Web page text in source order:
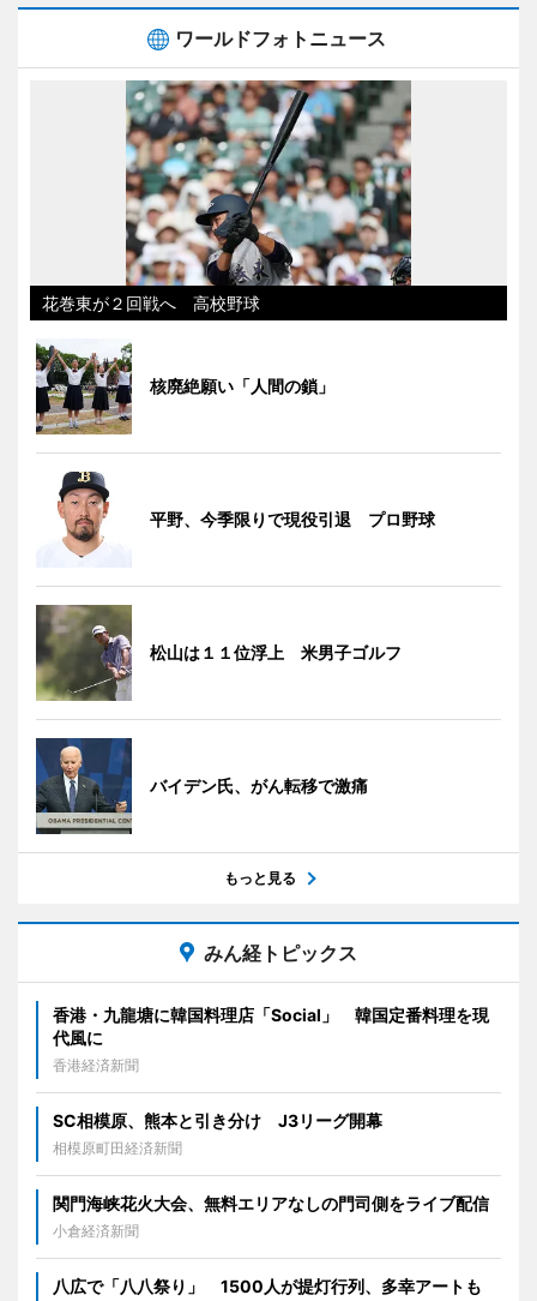
ワールドフォトニュース
花巻東が２回戦へ 高校野球
核廃絶願い「人間の鎖」
平野、今季限りで現役引退 プロ野球
松山は１１位浮上 米男子ゴルフ
バイデン氏、がん転移で激痛
もっと見る
みん経トピックス
香港・九龍塘に韓国料理店「Social」 韓国定番料理を現
代風に
香港経済新聞
SC相模原、熊本と引き分け J3リーグ開幕
相模原町田経済新聞
関門海峡花火大会、無料エリアなしの門司側をライブ配信
小倉経済新聞
八広で「八八祭り」 1500人が提灯行列、多幸アートも